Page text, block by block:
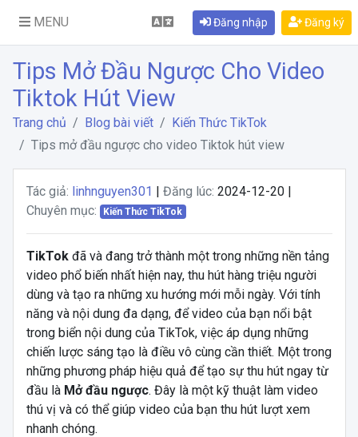
MENU Đăng nhập Đăng ký
Tips Mở Đầu Ngược Cho Video
Tiktok Hút View
Trang chủ Blog bài viết
Kiến Thức TikTok
Tips mở đầu ngược cho video Tiktok hút view
Tác giả: linhnguyen301 | Đăng lúc: 2024-12-20 |
Chuyên mục:
Kiến Thức TikTok
TikTokđã và đang trở thành một trong những nền tảng
video phổ biến nhất hiện nay, thu hút hàng triệu người
dùng và tạo ra những xu hướng mới mỗi ngày. Với tính
năng và nội dung đa dạng, để video của bạn nổi bật
trong biển nội dung của TikTok, việc áp dụng những
chiến lược sáng tạo là điều vô cùng cần thiết. Một trong
những phương pháp hiệu quả để tạo sự thu hút ngay từ
đầu là Mở đầu ngược. Đây là một kỹ thuật làm video
thú vị và có thể giúp video của bạn thu hút lượt xem
nhanh chóng.